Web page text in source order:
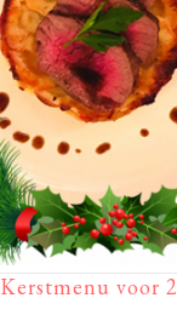
Kerstmenu voor 2